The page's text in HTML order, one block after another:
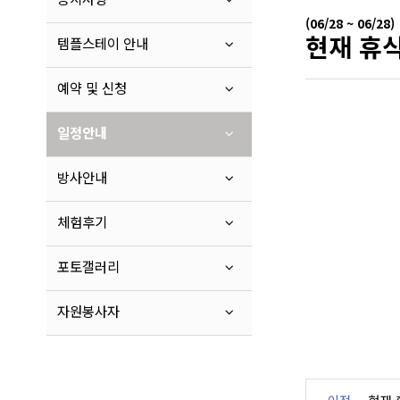
템플스테이 안내
예약 및 신청
일정안내
방사안내
체험후기
포토갤러리
자원봉사자
(06/28 ~ 06/28)
현재 휴